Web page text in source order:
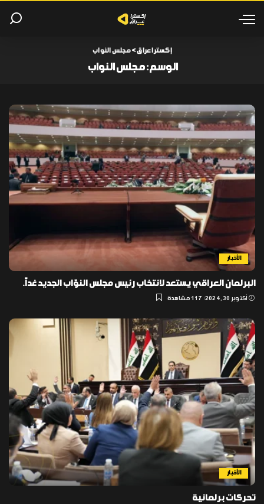
إكسترا عراق>مجلس النواب
الوسم:مجلس النواب
الأخبار
البرلمان العراقي يستعد لانتخاب رئيس مجلس النوّاب الجديد غداً.
أكتوبر 30, 2024 117 مشاهدة
الأخبار
تحركات برلمانية